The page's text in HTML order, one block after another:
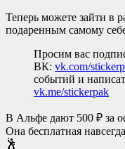
Теперь можете зайти в
подаренным самому
Просим вас
ВК: vk.com/
событий и
vk.me/stickerpak
В Альфе дают 500 ₽ за
Она бесплатная
🕺